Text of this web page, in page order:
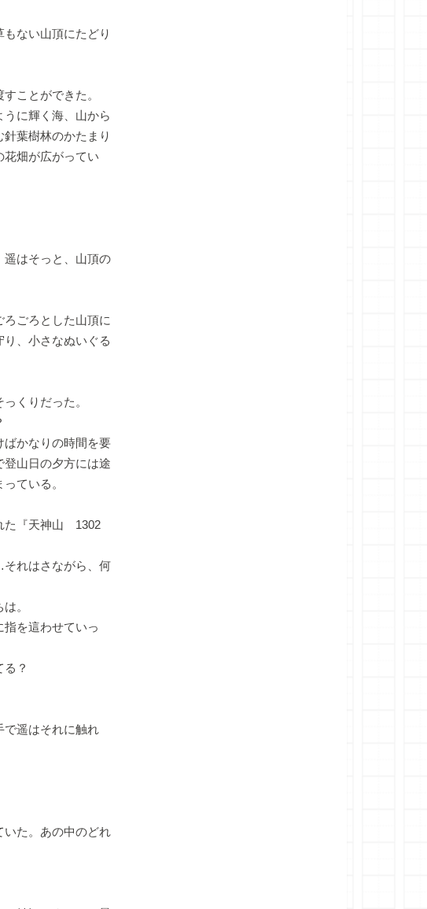
ない山頂にたどり
ことができた。
に輝く海、山から
葉樹林のかたまり
花畑が広がってい
はそっと、山頂の
ごろとした山頂に
、小さなぬいぐる
くりだった。
かなりの時間を要
山日の夕方には途
ている。
た『天神山 1302
れはさながら、何
。
を這わせていっ
？
遥はそれに触れ
た。あの中のどれ